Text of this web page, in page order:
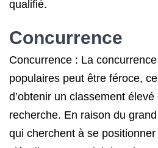
qualifié.
Concurrence
Concurrence : La
populaires peut être féroce,
d’obtenir un classement
recherche. En raison du
qui cherchent à se